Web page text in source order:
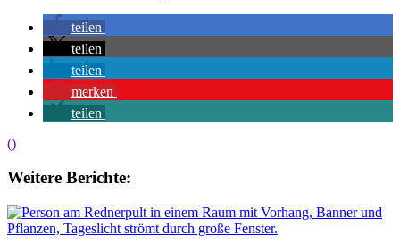
teilen
teilen
teilen
merken
teilen
()
Weitere Berichte: